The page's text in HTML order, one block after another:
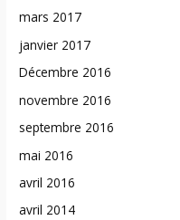
mars 2017
janvier 2017
Décembre 2016
novembre 2016
septembre 2016
mai 2016
avril 2016
avril 2014